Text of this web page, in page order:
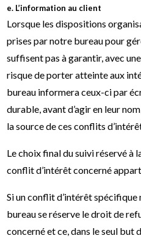
e. L’information au client
Lorsque les dispositions
prises par notre bureau pour
suffisent pas à garantir, avec
risque de porter atteinte aux
bureau informera ceux-ci par
durable, avant d’agir en leur
la source de ces conflits
Le choix final du suivi réservé à
conflit d’intérêt concerné
Si un conflit d’intérêt
bureau se réserve le droit de
concerné et ce, dans le seul but